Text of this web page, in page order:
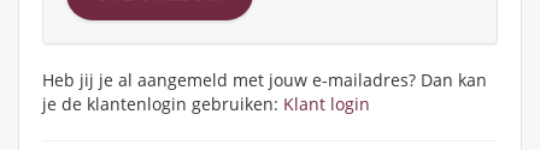
Heb jij je al aangemeld met jouw e-mailadres? Dan kan
je de klantenlogin gebruiken: Klant login